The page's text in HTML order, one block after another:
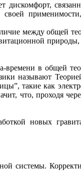
между общей
в общей
называют
такие как
что, проходя
новых
системы.